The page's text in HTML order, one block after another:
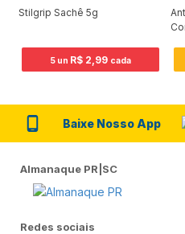
Stilgrip Sachê 5g
5 un R$ 2,99 cada
Baixe Nosso App
Almanaque PR|SC
Redes sociais